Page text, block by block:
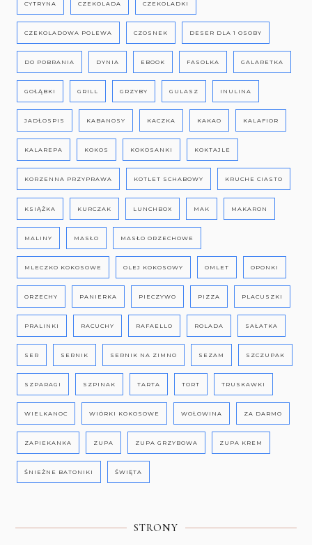
CYTRYNA CZEKOLADA CZEKOLADKI
CZEKOLADOWA POLEWA CZOSNEK DESER DLA 1 OSOBY
DO POBRANIA DYNIA EBOOK FASOLKA GALARETKA
GOŁĄBKI GRILL GRZYBY GULASZ INULINA
JADŁOSPIS KABANOSY KACZKA KAKAO KALAFIOR
KALAREPA KOKOS KOKOSANKI KOKTAJLE
KORZENNA PRZYPRAWA KOTLET SCHABOWY KRUCHE CIASTO
KSIĄŻKA KURCZAK LUNCHBOX MAK MAKARON
MALINY MASŁO MASŁO ORZECHOWE
MLECZKO KOKOSOWE OLEJ KOKOSOWY OMLET OPONKI
ORZECHY PANIERKA PIECZYWO PIZZA PLACUSZKI
PRALINKI RACUCHY RAFAELLO ROLADA SAŁATKA
SER SERNIK SERNIK NA ZIMNO SEZAM SZCZUPAK
SZPARAGI SZPINAK TARTA TORT TRUSKAWKI
WIELKANOC WIÓRKI KOKOSOWE WOŁOWINA ZA DARMO
ZAPIEKANKA ZUPA ZUPA GRZYBOWA ZUPA KREM
ŚNIEŻNE BATONIKI ŚWIĘTA
STRONY